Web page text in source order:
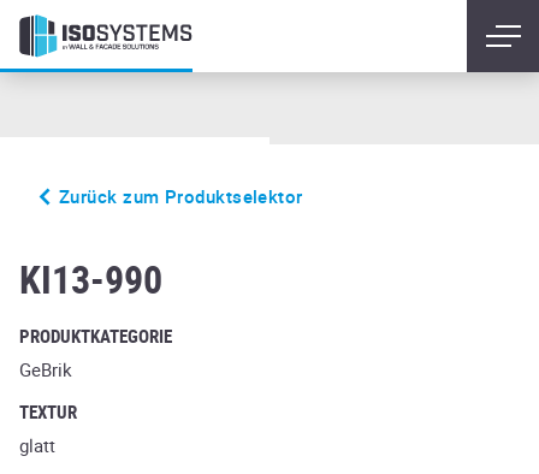
Zurück zum Produktselektor
KI13-990
PRODUKTKATEGORIE
GeBrik
TEXTUR
glatt